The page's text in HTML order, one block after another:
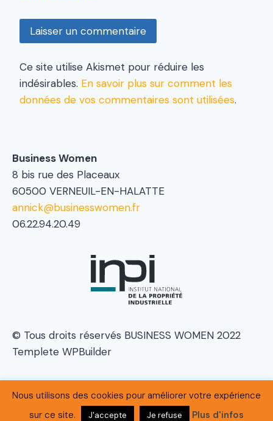
Ce site utilise Akismet pour réduire les
indésirables. En savoir plus sur comment les
données de vos commentaires sont utilisées.
Business Women
8 bis rue des Placeaux
60500 VERNEUIL-EN-HALATTE
annick@businesswomen.fr
06.22.94.20.49
© Tous droits réservés BUSINESS WOMEN 2022
Templete WPBuilder
Politique de confidentialité| Mentions Légales
Nous utilisons des cookies pour améliorer votre expérience
sur ce site.
J'accepte Je refuse Plus d'infos